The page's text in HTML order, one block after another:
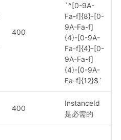
400
`^[0-9A-
Fa-f]{8}-[0-
9A-Fa-f]
{4}-[0-9A-
Fa-f]{4}-[0-
9A-Fa-f]
{4}-[0-9A-
Fa-f]{12}$`
400
InstanceId
是必需的